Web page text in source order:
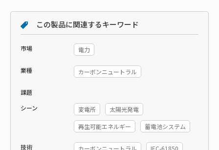
この製品に関連するキーワード
市場 電力
業種 カーボンニュートラル
課題
シーン
変電所 太陽光発電
再生可能エネルギー 蓄電池システム
技術